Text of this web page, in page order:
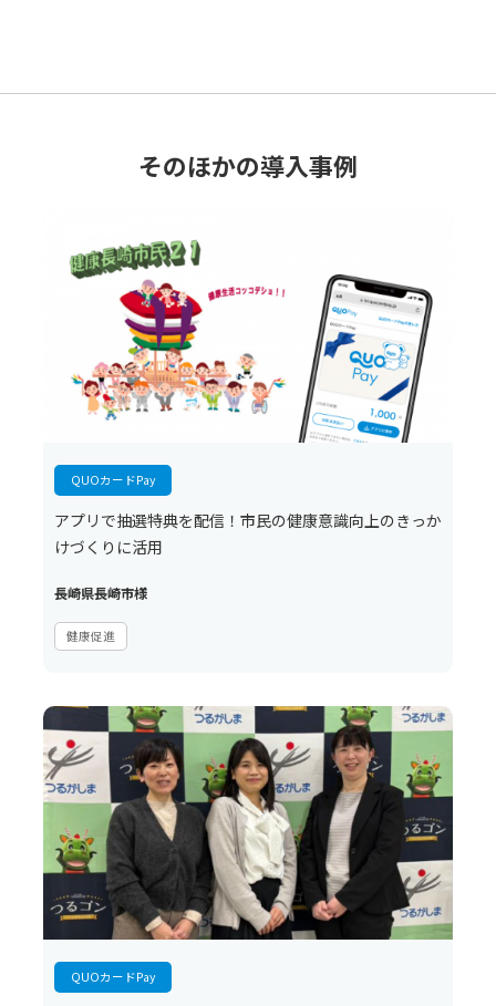
そのほかの導入事例
QUOカードPay
アプリで抽選特典を配信！市民の健康意識向上のきっか
けづくりに活用
長崎県長崎市様
健康促進
QUOカードPay